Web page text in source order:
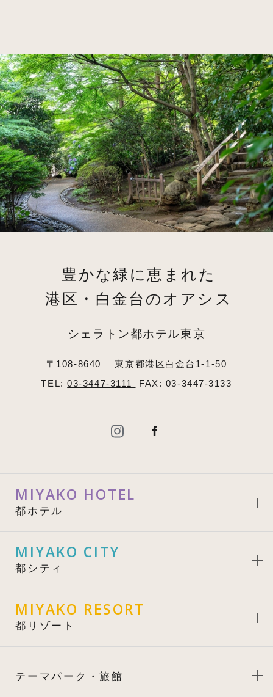
豊かな緑に恵まれた
港区・白金台のオアシス
シェラトン都ホテル東京
〒108-8640
東京都港区白金台1-1-50
TEL:03-3447-3111 FAX: 03-3447-3133
MIYAKO HOTEL
都ホテル
MIYAKO CITY
都シティ
MIYAKO RESORT
都リゾート
テーマパーク・旅館